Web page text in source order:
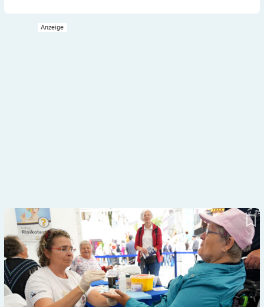
Wertschätzen statt ausnutzen: Das Ehrenamt verdient
Anerkennung!